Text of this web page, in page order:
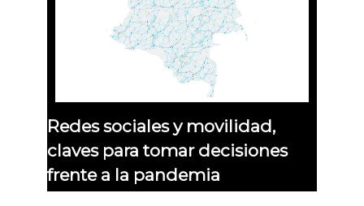
Redes sociales y movilidad,
claves para tomar decisiones
frente a la pandemia